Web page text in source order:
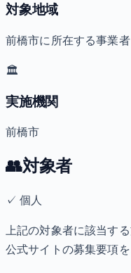
対象地域
前橋市に所在する事業
🏛️
実施機関
前橋市
👥対象者
✓個人
上記の対象者に該当す
公式サイトの募集要項を